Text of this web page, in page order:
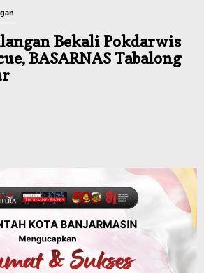
Bekali Pokdarwis
BASARNAS Tabalong
Banjarmasin,
Pernah Jadi Korban